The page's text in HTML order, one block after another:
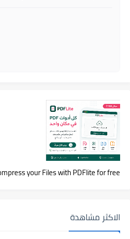
your Files with PDFlite for free!
الاكثر مشاهدة